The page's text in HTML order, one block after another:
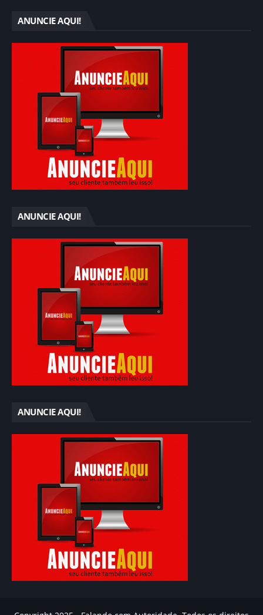
ANUNCIE AQUI!
ANUNCIE AQUI!
ANUNCIE AQUI!